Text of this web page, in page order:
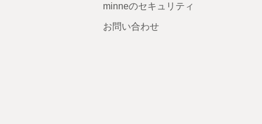
minneのセキュリティ
お問い合わせ